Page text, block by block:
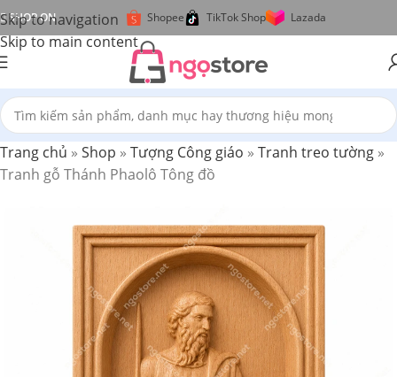
Skip to navigation
Skip to main content
SHOP ON Shopee TikTok Shop Lazada
Trang chủ » Shop » Tượng Công giáo » Tranh treo tường »
Tranh gỗ Thánh Phaolô Tông đồ